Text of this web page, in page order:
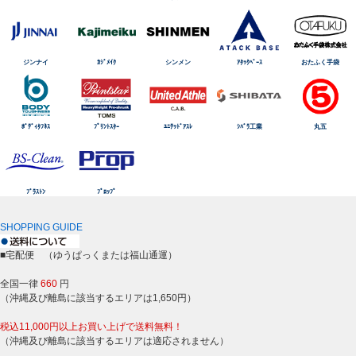
ジンナイ ｶｼﾞﾒｲｸ シンメン ｱﾀｯｸﾍﾞｰｽ おたふく手袋
ﾎﾞﾃﾞｨﾀﾌﾈｽ ﾌﾟﾘﾝﾄｽﾀｰ ﾕﾆﾃｯﾄﾞｱｽﾚ ｼﾊﾞﾗ工業 丸五
ﾌﾞﾗｽﾄﾝ ﾌﾟﾛｯﾌﾟ
SHOPPING GUIDE
■宅配便 （ゆうぱっくまたは福山通運）
全国一律 660 円
（沖縄及び離島に該当するエリアは1,650円）
税込11,000円以上お買い上げで送料無料！
（沖縄及び離島に該当するエリアは適応されません）